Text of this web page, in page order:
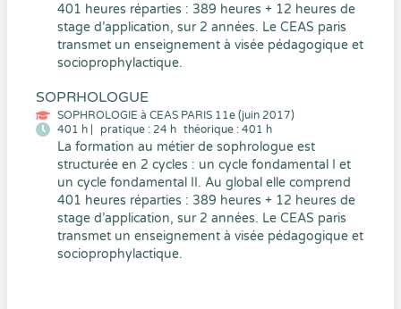
401 heures réparties : 389 heures + 12 heures de
stage d’application, sur 2 années. Le CEAS paris
transmet un enseignement à visée pédagogique et
socioprophylactique.
SOPRHOLOGUE
SOPHROLOGIE à CEAS PARIS 11e (juin 2017)
401 h |
pratique : 24 h théorique : 401 h
La formation au métier de sophrologue est
structurée en 2 cycles : un cycle fondamental I et
un cycle fondamental II. Au global elle comprend
401 heures réparties : 389 heures + 12 heures de
stage d’application, sur 2 années. Le CEAS paris
transmet un enseignement à visée pédagogique et
socioprophylactique.